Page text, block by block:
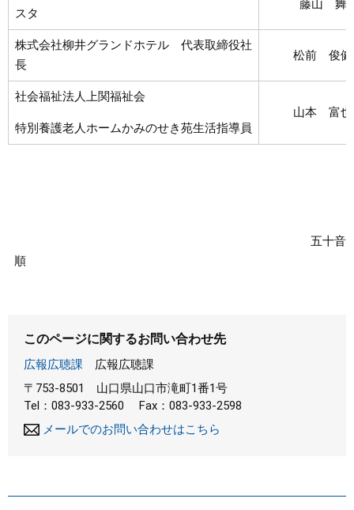
スタ
藤山 舞
株式会社柳井グランドホテル 代表取締役社
長
松前 俊健
社会福祉法人上関福祉会
特別養護老人ホームかみのせき苑生活指導員
山本 富也
五十音
順
このページに関するお問い合わせ先
広報広聴課
広報広聴課
〒753-8501
山口県山口市滝町1番1号
Tel：083-933-2560
Fax：083-933-2598
メールでのお問い合わせはこちら